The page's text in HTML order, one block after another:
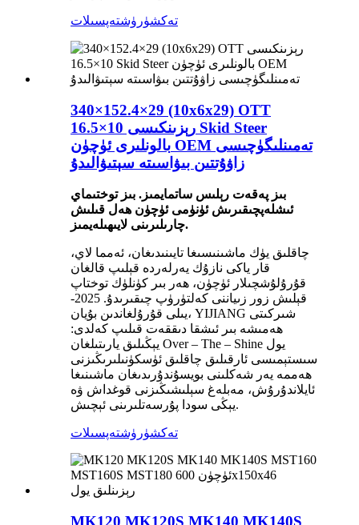
تەكشۈرۈشتەپسىلات
340×152.4×29 (10x6x29) OTT
رېزىنكىسى 10×16.5 Skid Steer
بالونلىرى ئۈچۈن OEM تەمىنلىگۈچىسى
زاۋۇتتىن بىۋاسىتە سېتىۋالىدۇ
بىز پەقەت رېلىس ساتمايمىز. بىز توختىماي
ئىشلەپچىقىرىش ئۈنۈمى ئۈچۈن ھەل قىلىش
چارىلىرىنى لايىھىلەيمىز.
چاقلىق يۈك ماشىنىسىغا تايىنىدىغان، ئەمما لاي،
قار ياكى نازۇك يەرلەردە قېلىپ قالغان
قۇرۇلۇشچىلار ئۈچۈن، ھەر بىر كۈنلۈك توختاپ
قېلىش زور زىياننى كەلتۈرۈپ چىقىرىدۇ. 2025-
يىلى قۇرۇلغاندىن بۇيان، YIJIANG شىركىتى
ھەمىشە بىر ئىشقا دىققەت قىلىپ كەلدى:
يېڭىلىق يارىتىلغان Over – The – Shine يول
سىستېمىسى ئارقىلىق چاقلىق ئۈسكۈنىلىرىڭىزنى
ھەممە يەر شەكلىنى بويسۇندۇرىدىغان ماشىنىغا
ئايلاندۇرۇش، مەبلەغ سېلىشىڭىزنى قوغداش ۋە
يېڭى سودا پۇرسەتلىرىنى ئېچىش.
تەكشۈرۈشتەپسىلات
MK120 MK120S MK140 MK140S